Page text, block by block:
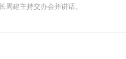
周建主持交办会并讲话。